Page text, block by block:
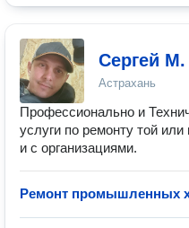
Сергей М.
Астрахань
Профессионально и
услуги по ремонту той
и с организациями.
Ремонт промышленных